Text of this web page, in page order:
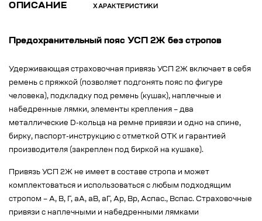
ОПИСАНИЕ ХАРАКТЕРИСТИКИ
Предохранительный пояс УСП 2Ж без стропов
Удерживающая страховочная привязь УСП 2Ж включает в себя
ремень с пряжкой (позволяет подгонять пояс по фигуре
человека), подкладку под ремень (кушак), наплечные и
набедренные лямки, элементы крепления – два
металлические D-кольца на ремне привязи и одно на спине,
бирку, паспорт-инструкцию с отметкой ОТК и гарантией
производителя (закреплен под биркой на кушаке).
Привязь УСП 2Ж не имеет в составе стропа и может
комплектоваться и использоваться с любым подходящим
стропом – А, В, Г, аА, аВ, аГ, Ар, Вр, Аспас., Вспас. Страховочные
привязи с наплечными и набедренными лямками